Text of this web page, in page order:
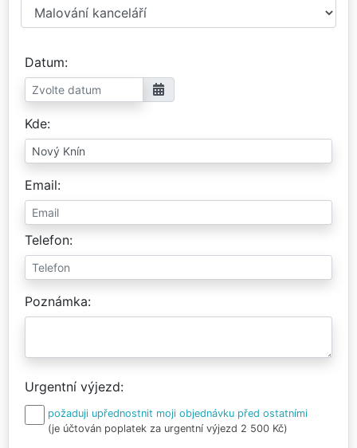
Datum
Kde
Email
Telefon
Poznámka
Urgentní výjezd
požaduji upřednostnit moji objednávku před ostatními
(je účtován poplatek za urgentní výjezd 2 500 Kč)